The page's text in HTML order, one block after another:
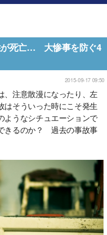
が死亡… 大惨事を防ぐ4
2015-09-17 09:50
注意散漫になったり、左
はそういった時にこそ発生
ようなシチュエーションで
きるのか？ 過去の事故事